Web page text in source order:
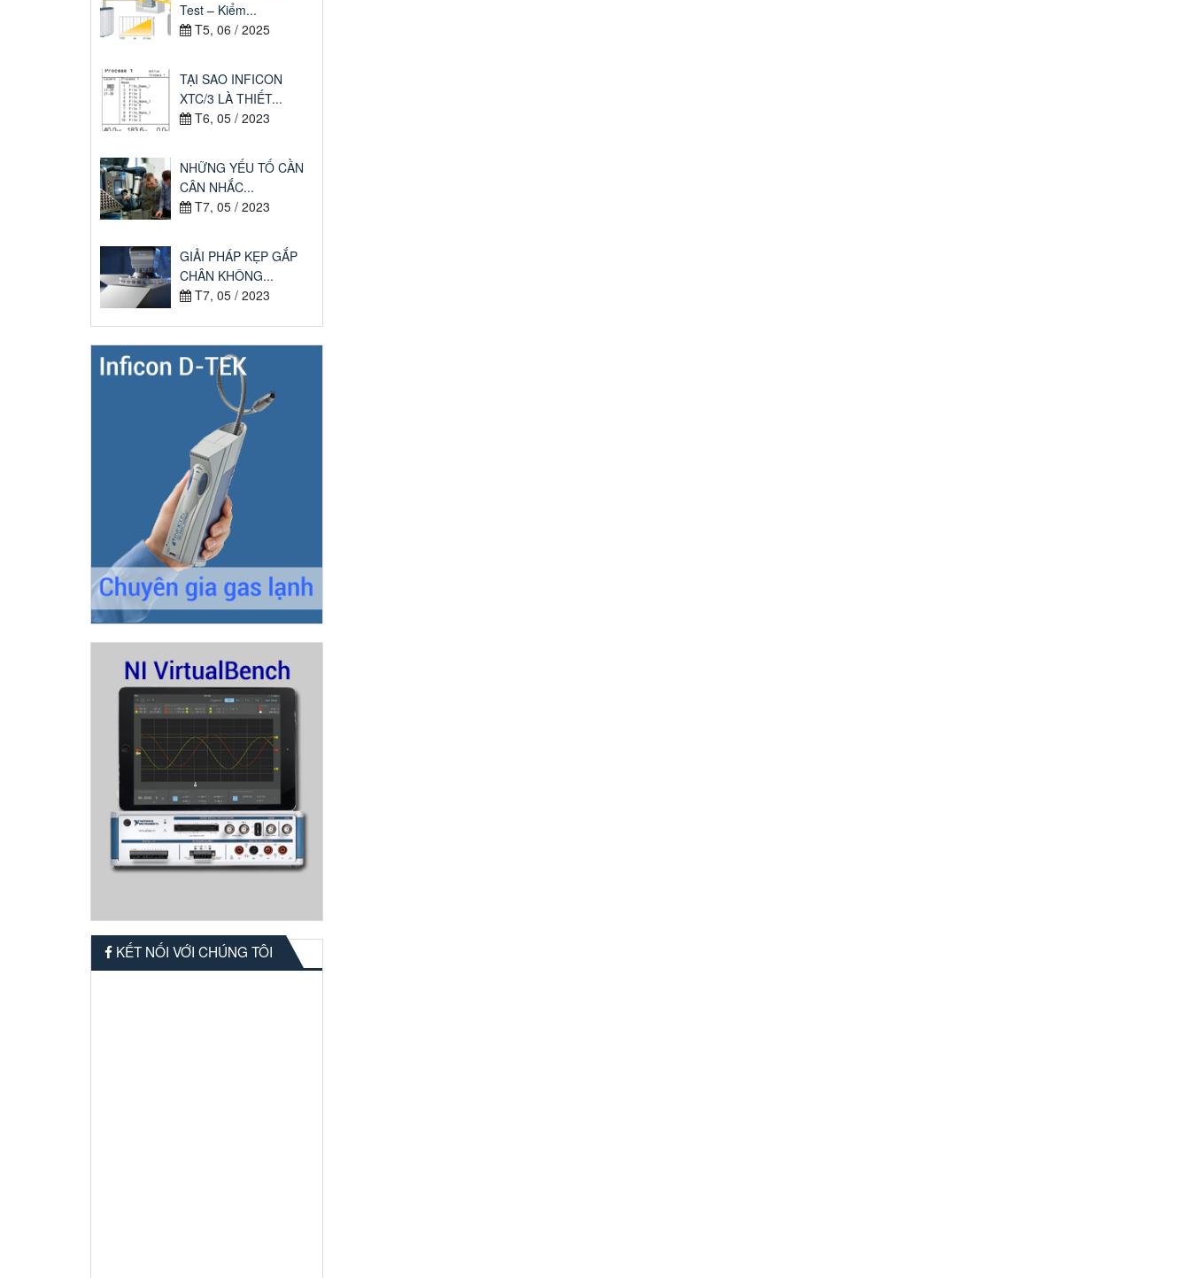
Test – Kiểm...
T5, 06 / 2025
TẠI SAO INFICON
XTC/3 LÀ THIẾT...
T6, 05 / 2023
NHỮNG YẾU TỐ CẦN
CÂN NHẮC...
T7, 05 / 2023
GIẢI PHÁP KẸP GẮP
CHÂN KHÔNG...
T7, 05 / 2023
KẾT NỐI VỚI CHÚNG TÔI